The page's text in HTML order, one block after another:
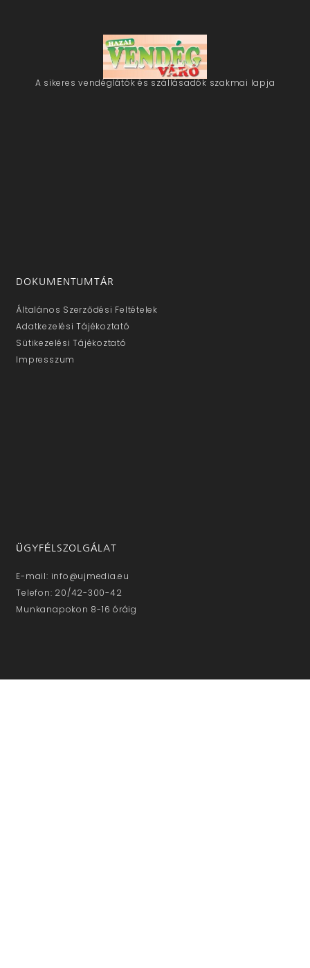
A sikeres vendéglátók és szállásadók szakmai lapja
DOKUMENTUMTÁR
Általános Szerződési Feltételek
Adatkezelési Tájékoztató
Sütikezelési Tájékoztató
Impresszum
ÜGYFÉLSZOLGÁLAT
E-mail: info@ujmedia.eu
Telefon: 20/42-300-42
Munkanapokon 8-16 óráig